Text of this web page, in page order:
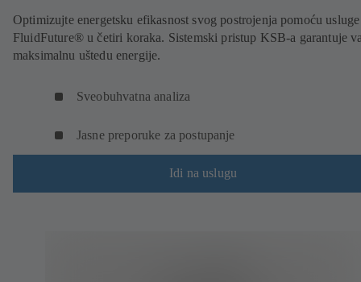
Optimizujte energetsku efikasnost svog postrojenja pomoću usluge
FluidFuture® u četiri koraka. Sistemski pristup KSB-a garantuje
maksimalnu uštedu energije.
Sveobuhvatna analiza
Jasne preporuke za postupanje
Idi na uslugu